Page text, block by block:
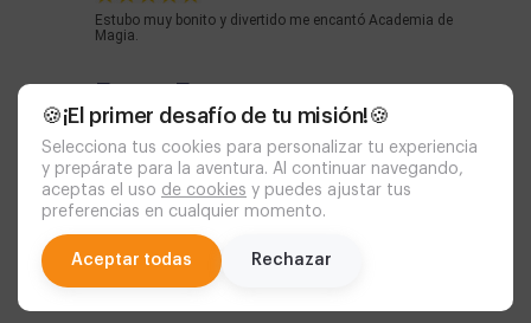
🍪¡El primer desafío de tu misión!🍪
Selecciona tus cookies para personalizar tu experiencia
y prepárate para la aventura. Al continuar navegando,
aceptas el uso de cookies y puedes ajustar tus
preferencias en cualquier momento.
Aceptar todas Rechazar
Estubo muy bonito y divertido me encantó Academia de
Magia.
Ferxu Fer
Impresionante!!!!! *formas buen equipo con quien menos
esperas* Recomendado total..
Miriam D
Hemos hecho el de Alicia y muy original! Hemos pasado
mucha risa , volveremos sin duda